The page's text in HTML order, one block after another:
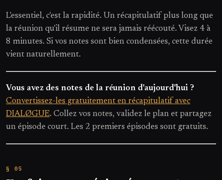
L'essentiel, c'est la rapidité. Un récapitulatif plus long que
la réunion qu'il résume ne sera jamais réécouté. Visez 4 à
8 minutes. Si vos notes sont bien condensées, cette durée
vient naturellement.
Vous avez des notes de la réunion d'aujourd'hui ?
Convertissez-les gratuitement en récapitulatif avec
DIALØGUE. Collez vos notes, validez le plan et partagez
un épisode court. Les 2 premiers épisodes sont gratuits.